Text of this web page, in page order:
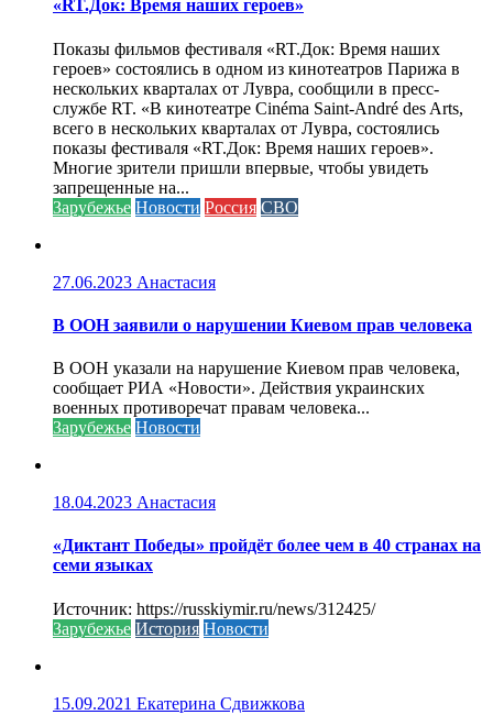
«RT.Док: Время наших героев»
Показы фильмов фестиваля «RT.Док: Время наших
героев» состоялись в одном из кинотеатров Парижа в
нескольких кварталах от Лувра, сообщили в пресс-
службе RT. «В кинотеатре Cinéma Saint-André des Arts,
всего в нескольких кварталах от Лувра, состоялись
показы фестиваля «RT.Док: Время наших героев».
Многие зрители пришли впервые, чтобы увидеть
запрещенные на...
Зарубежье Новости Россия СВО
27.06.2023 Анастасия
В ООН заявили о нарушении Киевом прав человека
В ООН указали на нарушение Киевом прав человека,
сообщает РИА «Новости». Действия украинских
военных противоречат правам человека...
Зарубежье Новости
18.04.2023 Анастасия
«Диктант Победы» пройдёт более чем в 40 странах на
семи языках
Источник: https://russkiymir.ru/news/312425/
Зарубежье История Новости
15.09.2021 Екатерина Сдвижкова